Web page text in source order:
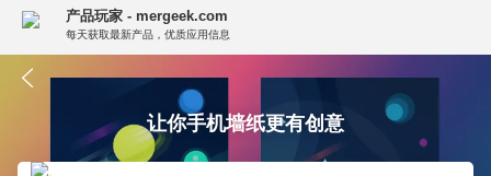
产品玩家 - mergeek.com
每天获取最新产品，优质应用信息
让你手机墙纸更有创意